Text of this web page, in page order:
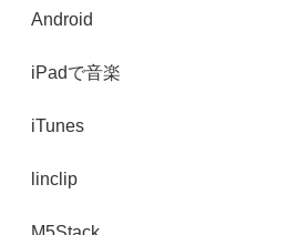
Android
iPadで音楽
iTunes
linclip